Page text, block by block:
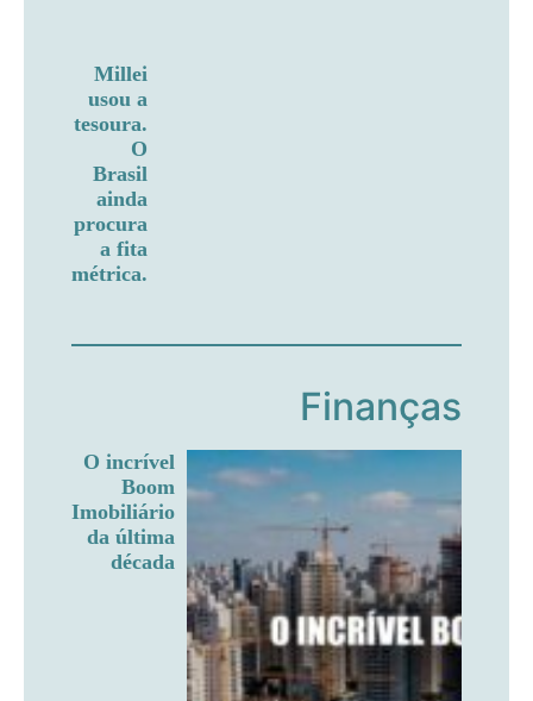
Millei
usou a
tesoura.
O
Brasil
ainda
procura
a fita
métrica.
Finanças
O incrível
Boom
Imobiliário
da última
década